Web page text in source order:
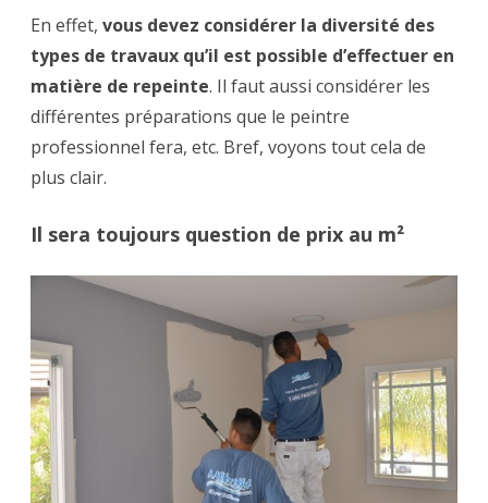
En effet, vous devez considérer la diversité des
types de travaux qu’il est possible d’effectuer en
matière de repeinte. Il faut aussi considérer les
différentes préparations que le peintre
professionnel fera, etc. Bref, voyons tout cela de
plus clair.
Il sera toujours question de prix au m²